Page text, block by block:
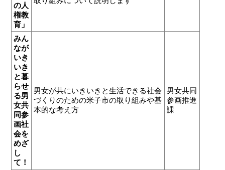
の人
権教
育」
みん
なが
いき
いき
と暮
らせ
る男
女共
同参
画社
会を
めざ
し
て！
男女が共にいきいきと生活できる社会
づくりのための米子市の取り組みや基
本的な考え方
男女共同
参画推進
課